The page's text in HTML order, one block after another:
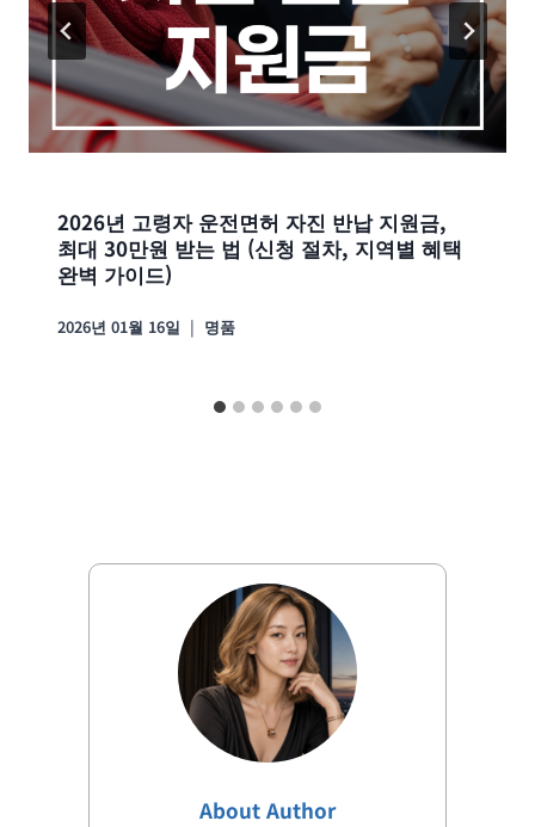
2026년 고령자 운전면허 자진 반납 지원금,
최대 30만원 받는 법 (신청 절차, 지역별 혜택
완벽 가이드)
2026년 01월 16일 명품
About Author